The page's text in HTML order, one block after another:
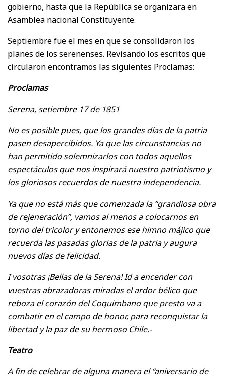
gobierno, hasta que la República se organizara en
Asamblea nacional Constituyente.
Septiembre fue el mes en que se consolidaron los
planes de los serenenses. Revisando los escritos que
circularon encontramos las siguientes Proclamas:
Proclamas
Serena, setiembre 17 de 1851
No es posible pues, que los grandes días de la patria
pasen desapercibidos. Ya que las circunstancias no
han permitido solemnizarlos con todos aquellos
espectáculos que nos inspirará nuestro patriotismo y
los gloriosos recuerdos de nuestra independencia.
Ya que no está más que comenzada la “grandiosa obra
de rejeneración”, vamos al menos a colocarnos en
torno del tricolor y entonemos ese himno májico que
recuerda las pasadas glorias de la patria y augura
nuevos días de felicidad.
I vosotras ¡Bellas de la Serena! Id a encender con
vuestras abrazadoras miradas el ardor bélico que
reboza el corazón del Coquimbano que presto va a
combatir en el campo de honor, para reconquistar la
libertad y la paz de su hermoso Chile.-
Teatro
A fin de celebrar de alguna manera el “aniversario de